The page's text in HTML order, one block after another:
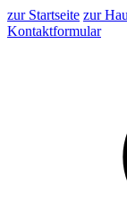
zur Startseite zur
Kontaktformular